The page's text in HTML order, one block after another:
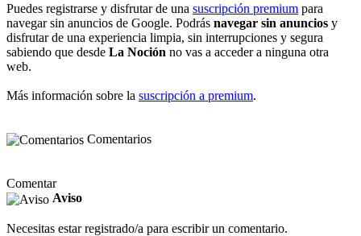
Puedes registrarse y disfrutar de una suscripción premium para
navegar sin anuncios de Google. Podrás navegar sin anuncios y
disfrutar de una experiencia limpia, sin interrupciones y segura
sabiendo que desde La Noción no vas a acceder a ninguna otra
web.
Más información sobre la suscripción a premium.
Comentarios
Comentar
Aviso
Necesitas estar registrado/a para escribir un comentario.